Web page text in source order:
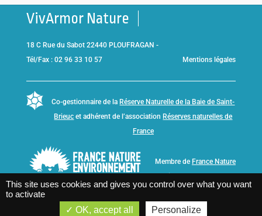
VivArmor Nature
18 C Rue du Sabot 22440 PLOUFRAGAN -
Tél/Fax : 02 96 33 10 57
Mentions légales
Co-gestionnaire de la Réserve Naturelle de la Baie de Saint-
Brieuc et adhérent de l’association Réserves naturelles de
France
Membre de France Nature
This site uses cookies and gives you control over what you want
to activate
OK, accept all
Personalize